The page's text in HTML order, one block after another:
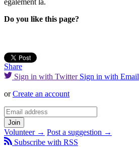
Do you like this page?
Share
Sign in with Twitter Sign in with Email
orCreate an account
Volunteer → Post a suggestion →
Subscribe with RSS